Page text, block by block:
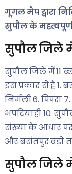
गूगल मैप द्वारा
सुपौल के
सुपौल जिले
सुपौल जिले में 11
इस प्रकार से है 1.
निर्मली 6. पिपरा
भपटियाही 10.
संख्या के आधार
और बसंतपुर बड़ी
सुपौल जिले